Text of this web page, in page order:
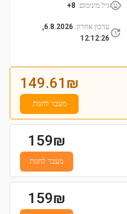
גיל מינימום:
8+
עדכון אחרון:
6.8.2026,
12:12:26
149.61 ₪
מעבר לחנות
159₪
מעבר לחנות
159₪